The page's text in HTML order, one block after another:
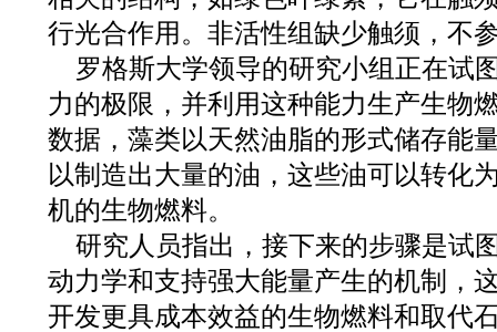
行光合作用。非活性组缺少触须，不
罗格斯大学领导的研究小组正在试
力的极限，并利用这种能力生产生物
数据，藻类以天然油脂的形式储存能
以制造出大量的油，这些油可以转化
机的生物燃料。
研究人员指出，接下来的步骤是试
动力学和支持强大能量产生的机制，
开发更具成本效益的生物燃料和取代